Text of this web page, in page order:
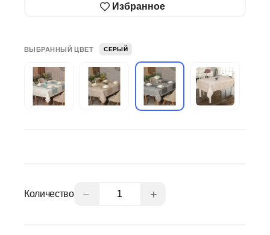
Избранное
ВЫБРАННЫЙ ЦВЕТ СЕРЫЙ
Количество − +